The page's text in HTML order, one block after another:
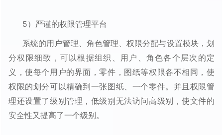
5）严谨的权限管理平台
系统的用户管理、角色管理、权限分配与设置模块，划
分权限细致，可以根据组织、用户、角色各个层次的定
义，使每个用户的界面，零件，图纸等权限各不相同，使
权限的划分可以精确到一张图纸、一个零件。并且权限管
理还设置了级别管理，低级别无法访问高级别，使文件的
安全性又提高了一个级别。